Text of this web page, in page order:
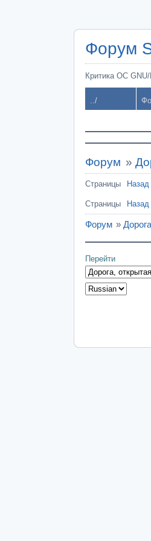
Форум
Критика ОС
../
Форум »
Страницы Назад
Страницы Назад
Форум »
Перейти